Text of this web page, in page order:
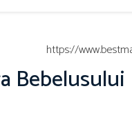
https://
Bebelusului